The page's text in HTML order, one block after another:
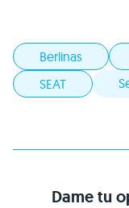
Berlinas
SEAT
Dame tu